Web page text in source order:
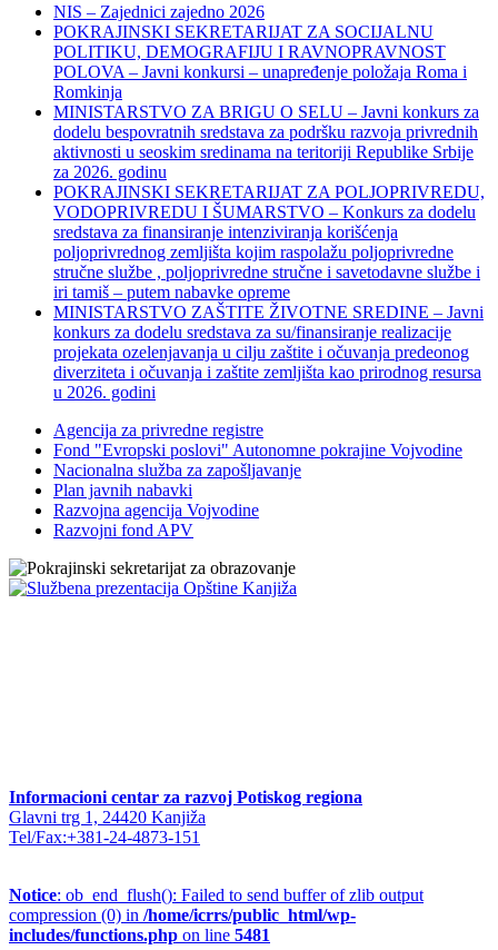
NIS – Zajednici zajedno 2026
POKRAJINSKI SEKRETARIJAT ZA SOCIJALNU
POLITIKU, DEMOGRAFIJU I RAVNOPRAVNOST
POLOVA – Javni konkursi – unapređenje položaja Roma i
Romkinja
MINISTARSTVO ZA BRIGU O SELU – Javni konkurs za
dodelu bespovratnih sredstava za podršku razvoja privrednih
aktivnosti u seoskim sredinama na teritoriji Republike Srbije
za 2026. godinu
POKRAJINSKI SEKRETARIJAT ZA POLJOPRIVREDU,
VODOPRIVREDU I ŠUMARSTVO – Konkurs za dodelu
sredstava za finansiranje intenziviranja korišćenja
poljoprivrednog zemljišta kojim raspolažu poljoprivredne
stručne službe , poljoprivredne stručne i savetodavne službe i
iri tamiš ‒ putem nabavke opreme
MINISTARSTVO ZAŠTITE ŽIVOTNE SREDINE – Javni
konkurs za dodelu sredstava za su/finansiranje realizacije
projekata ozelenjavanja u cilju zaštite i očuvanja predeonog
diverziteta i očuvanja i zaštite zemljišta kao prirodnog resursa
u 2026. godini
Agencija za privredne registre
Fond "Evropski poslovi" Autonomne pokrajine Vojvodine
Nacionalna služba za zapošljavanje
Plan javnih nabavki
Razvojna agencija Vojvodine
Razvojni fond APV
Informacioni centar za razvoj Potiskog regiona
Glavni trg 1, 24420 Kanjiža
Tel/Fax:+381-24-4873-151
Notice: ob_end_flush(): Failed to send buffer of zlib output
compression (0) in /home/icrrs/public_html/wp-
includes/functions.php on line 5481